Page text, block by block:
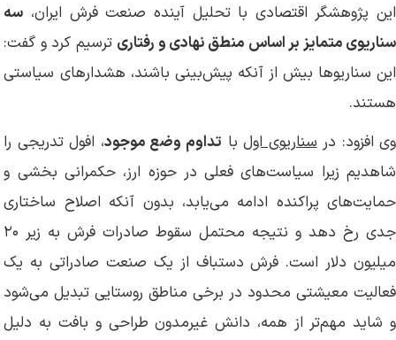
این پژوهشگر اقتصادی با تحلیل آینده صنعت فرش ایران، سه
سناریوی متمایز بر اساس منطق نهادی و رفتاری ترسیم کرد و گفت:
این سناریوها بیش از آنکه پیش‌بینی باشند، هشدارهای سیاستی
هستند.
وی افزود: درسناریوی اولبا تداوم وضع موجود، افول تدریجی را
شاهدیم زیرا سیاست‌های فعلی در حوزه ارز، حکمرانی بخشی و
حمایت‌های پراکنده ادامه می‌یابد، بدون آنکه اصلاح ساختاری
جدی رخ دهد و نتیجه محتمل سقوط صادرات فرش به زیر ۲۰
میلیون دلار است. فرش دستباف از یک صنعت صادراتی به یک
فعالیت معیشتی محدود در برخی مناطق روستایی تبدیل می‌شود
و شاید مهم‌تر از همه، دانش غیرمدون طراحی و بافت به دلیل